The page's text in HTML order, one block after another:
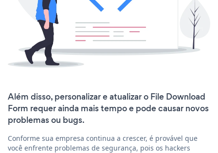
Além disso, personalizar e atualizar o File Download
Form requer ainda mais tempo e pode causar novos
problemas ou bugs.
Conforme sua empresa continua a crescer, é provável que
você enfrente problemas de segurança, pois os hackers